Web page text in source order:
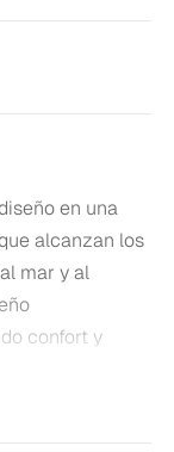
en una
alcanzan los
mar y al
confort y